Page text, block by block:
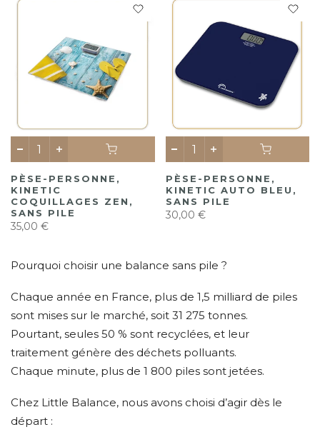
PÈSE-PERSONNE,
KINETIC
COQUILLAGES ZEN,
SANS PILE
35,00 €
PÈSE-PERSONNE,
KINETIC AUTO BLEU,
SANS PILE
30,00 €
Pourquoi choisir une balance sans pile ?
Chaque année en France, plus de 1,5 milliard de piles
sont mises sur le marché, soit 31 275 tonnes.
Pourtant, seules 50 % sont recyclées, et leur
traitement génère des déchets polluants.
Chaque minute, plus de 1 800 piles sont jetées.
Chez Little Balance, nous avons choisi d’agir dès le
départ :